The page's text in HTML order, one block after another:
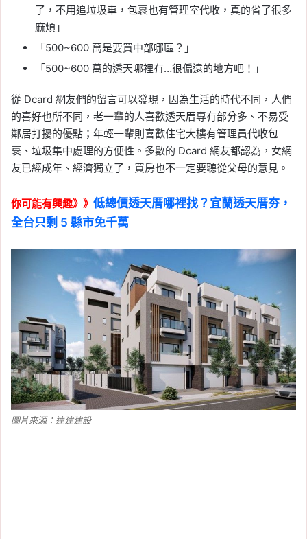
了，不用追垃圾車，包裹也有管理室代收，真的省了很多
麻煩」
「500~600 萬是要買中部哪區？」
「500~600 萬的透天哪裡有…很偏遠的地方吧！」
從 Dcard 網友們的留言可以發現，因為生活的時代不同，人們
的喜好也所不同，老一輩的人喜歡透天厝專有部分多、不易受
鄰居打擾的優點；年輕一輩則喜歡住宅大樓有管理員代收包
裹、垃圾集中處理的方便性。多數的 Dcard 網友都認為，女網
友已經成年、經濟獨立了，買房也不一定要聽從父母的意見。
你可能有興趣》》 低總價透天厝哪裡找？宜蘭透天厝夯，
全台只剩 5 縣市免千萬
圖片來源：連建建設